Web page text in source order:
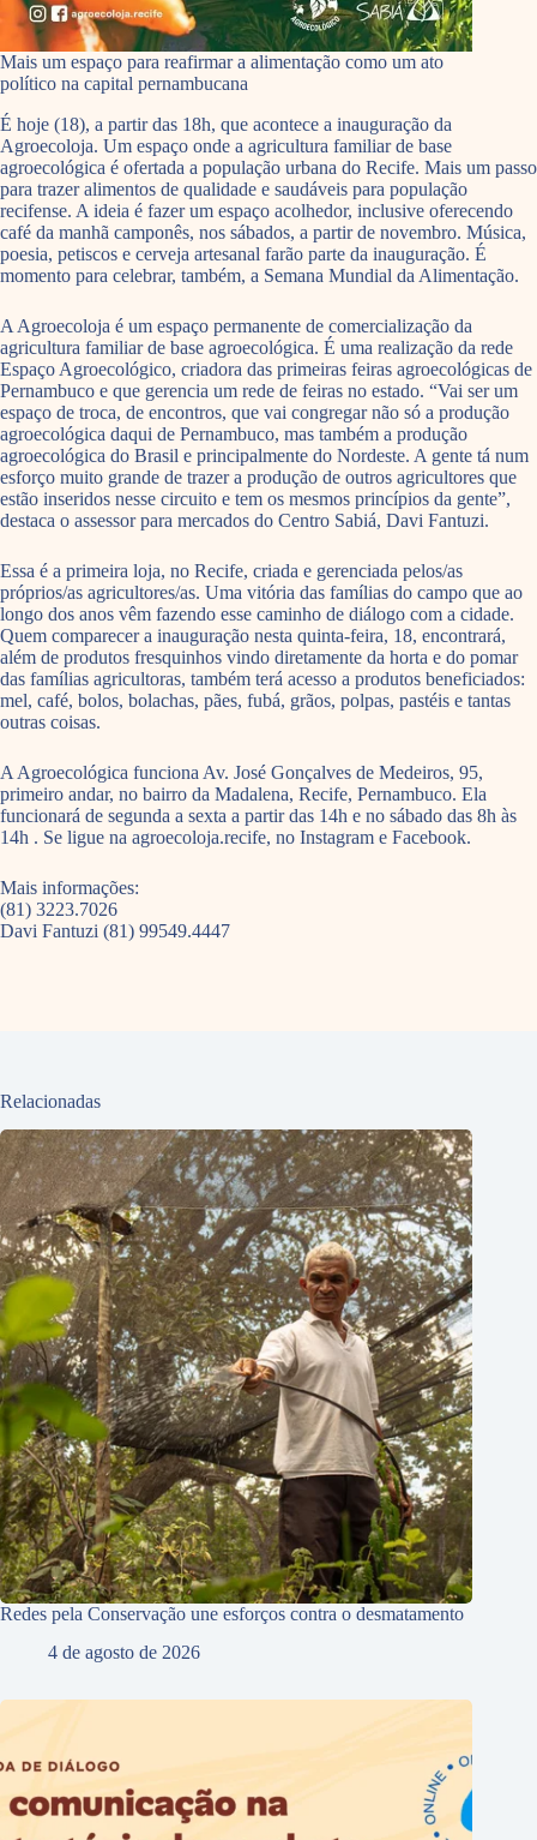
Mais um espaço para reafirmar a alimentação como um ato
político na capital pernambucana
É hoje (18), a partir das 18h, que acontece a inauguração da
Agroecoloja. Um espaço onde a agricultura familiar de base
agroecológica é ofertada a população urbana do Recife. Mais um passo
para trazer alimentos de qualidade e saudáveis para população
recifense. A ideia é fazer um espaço acolhedor, inclusive oferecendo
café da manhã camponês, nos sábados, a partir de novembro. Música,
poesia, petiscos e cerveja artesanal farão parte da inauguração. É
momento para celebrar, também, a Semana Mundial da Alimentação.
A Agroecoloja é um espaço permanente de comercialização da
agricultura familiar de base agroecológica. É uma realização da rede
Espaço Agroecológico, criadora das primeiras feiras agroecológicas de
Pernambuco e que gerencia um rede de feiras no estado. “Vai ser um
espaço de troca, de encontros, que vai congregar não só a produção
agroecológica daqui de Pernambuco, mas também a produção
agroecológica do Brasil e principalmente do Nordeste. A gente tá num
esforço muito grande de trazer a produção de outros agricultores que
estão inseridos nesse circuito e tem os mesmos princípios da gente”,
destaca o assessor para mercados do Centro Sabiá, Davi Fantuzi.
Essa é a primeira loja, no Recife, criada e gerenciada pelos/as
próprios/as agricultores/as. Uma vitória das famílias do campo que ao
longo dos anos vêm fazendo esse caminho de diálogo com a cidade.
Quem comparecer a inauguração nesta quinta-feira, 18, encontrará,
além de produtos fresquinhos vindo diretamente da horta e do pomar
das famílias agricultoras, também terá acesso a produtos beneficiados:
mel, café, bolos, bolachas, pães, fubá, grãos, polpas, pastéis e tantas
outras coisas.
A Agroecológica funciona Av. José Gonçalves de Medeiros, 95,
primeiro andar, no bairro da Madalena, Recife, Pernambuco. Ela
funcionará de segunda a sexta a partir das 14h e no sábado das 8h às
14h . Se ligue na agroecoloja.recife, no Instagram e Facebook.
Mais informações:
(81) 3223.7026
Davi Fantuzi (81) 99549.4447
Relacionadas
Redes pela Conservação une esforços contra o desmatamento
4 de agosto de 2026